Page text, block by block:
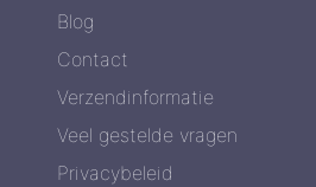
Blog
Contact
Verzendinformatie
Veel gestelde vragen
Privacybeleid